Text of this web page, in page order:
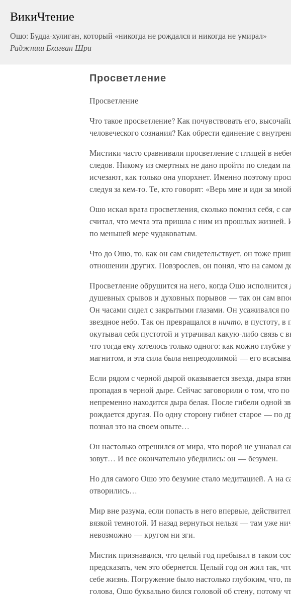
ВикиЧтение
Ошо: Будда-хулиган, который «никогда не рождался и никогда не умирал»
Раджниш Бхагван Шри
Просветление
Просветление
Что такое просветление? Как почувствовать его,
человеческого сознания? Как обрести единение с
Мистики часто сравнивали просветление с птицей в
следов. Никому из смертных не дано пройти по следам
исчезают, как только она упорхнет. Именно поэтому
следуя за кем-то. Те, кто говорят: «Верь мне и иди за
Ошо искал врата просветления, сколько помнил себя, с
считал, что мечта эта пришла с ним из прошлых жизней.
по меньшей мере чудаковатым.
Что до Ошо, то, как он сам свидетельствует, он тоже
отношении других. Повзрослев, он понял, что на самом
Просветление обрушится на него, когда Ошо
душевных срывов и духовных порывов — так он сам
Он часами сидел с закрытыми глазами. Он усаживался
звездное небо. Так он превращался в ничто, в пустоту, в
окутывал себя пустотой и утрачивал какую-либо связь
что тогда ему хотелось только одного: как можно глубже
магнитом, и эта сила была непреодолимой — его
Если рядом с черной дырой оказывается звезда, дыра
пропадая в черной дыре. Сейчас заговорили о том, что
непременно находится дыра белая. После гибели одной
рождается другая. По одну сторону гибнет старое —
познал это на своем опыте…
Он настолько отрешился от мира, что порой не узнавал
зовут… И все окончательно убедились: он — безумен.
Но для самого Ошо это безумие стало медитацией. А на
отворились…
Мир вне разума, если попасть в него впервые,
вязкой темнотой. И назад вернуться нельзя — там уже
невозможно — кругом ни зги.
Мистик признавался, что целый год пребывал в таком
предсказать, чем это обернется. Целый год он жил так,
себе жизнь. Погружение было настолько глубоким, что,
голова, Ошо буквально бился головой об стену, потому